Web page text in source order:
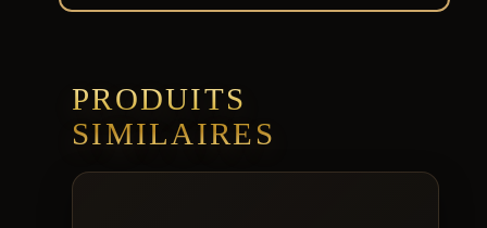
PRODUITS
SIMILAIRES